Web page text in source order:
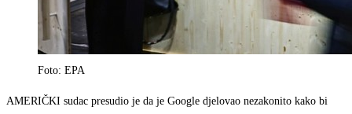
Foto: EPA
AMERIČKI sudac presudio je da je Google djelovao nezakonito kako bi